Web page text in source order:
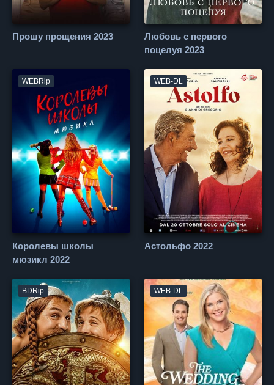
Прошу прощения 2023
Любовь с первого
поцелуя 2023
WEBRip
Королевы школы
мюзикл 2022
WEB-DL
Астольфо 2022
BDRip WEB-DL